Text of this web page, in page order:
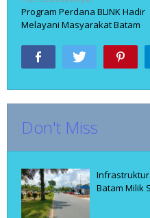
pos
Program Perdana BLINK Hadir
Melayani Masyarakat Batam
Don't Miss
Infrastruktur
Batam Milik